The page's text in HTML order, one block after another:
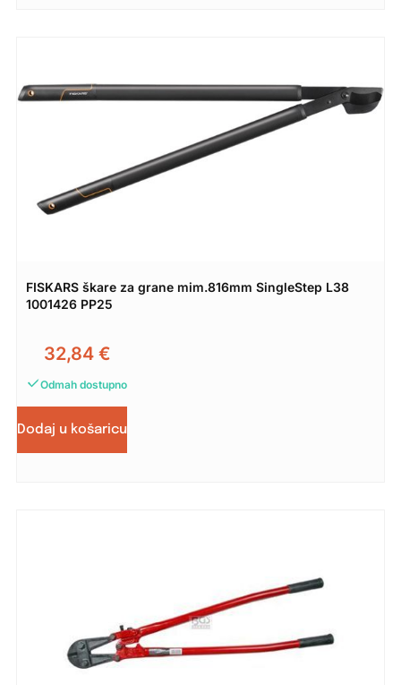
FISKARS škare za grane mim.816mm SingleStep L38
1001426 PP25
32,84 €
Odmah dostupno
Dodaj u košaricu